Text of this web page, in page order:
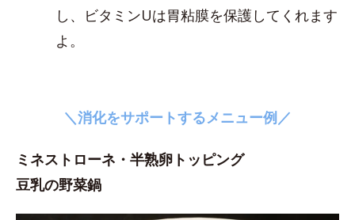
し、ビタミンUは胃粘膜を保護してくれます
よ。
＼消化をサポートするメニュー例／
ミネストローネ・半熟卵トッピング
豆乳の野菜鍋